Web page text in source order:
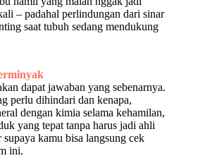
– padahal perlindungan dari sinar
saat tubuh sedang mendukung
dapat jawaban yang sebenarnya.
perlu dihindari dan kenapa,
dengan kimia selama kehamilan,
yang tepat tanpa harus jadi ahli
kamu bisa langsung cek
ini.